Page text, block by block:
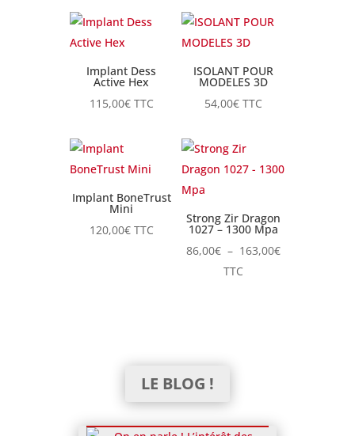
Implant Dess
Active Hex
115,00€ TTC
ISOLANT POUR
MODELES 3D
54,00€ TTC
Implant BoneTrust
Mini
120,00€ TTC
Strong Zir Dragon
1027 – 1300 Mpa
86,00€ – 163,00€Plage
TTC
LE BLOG !